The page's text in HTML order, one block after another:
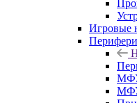
Игровые